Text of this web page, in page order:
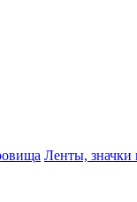
Ленты, значки